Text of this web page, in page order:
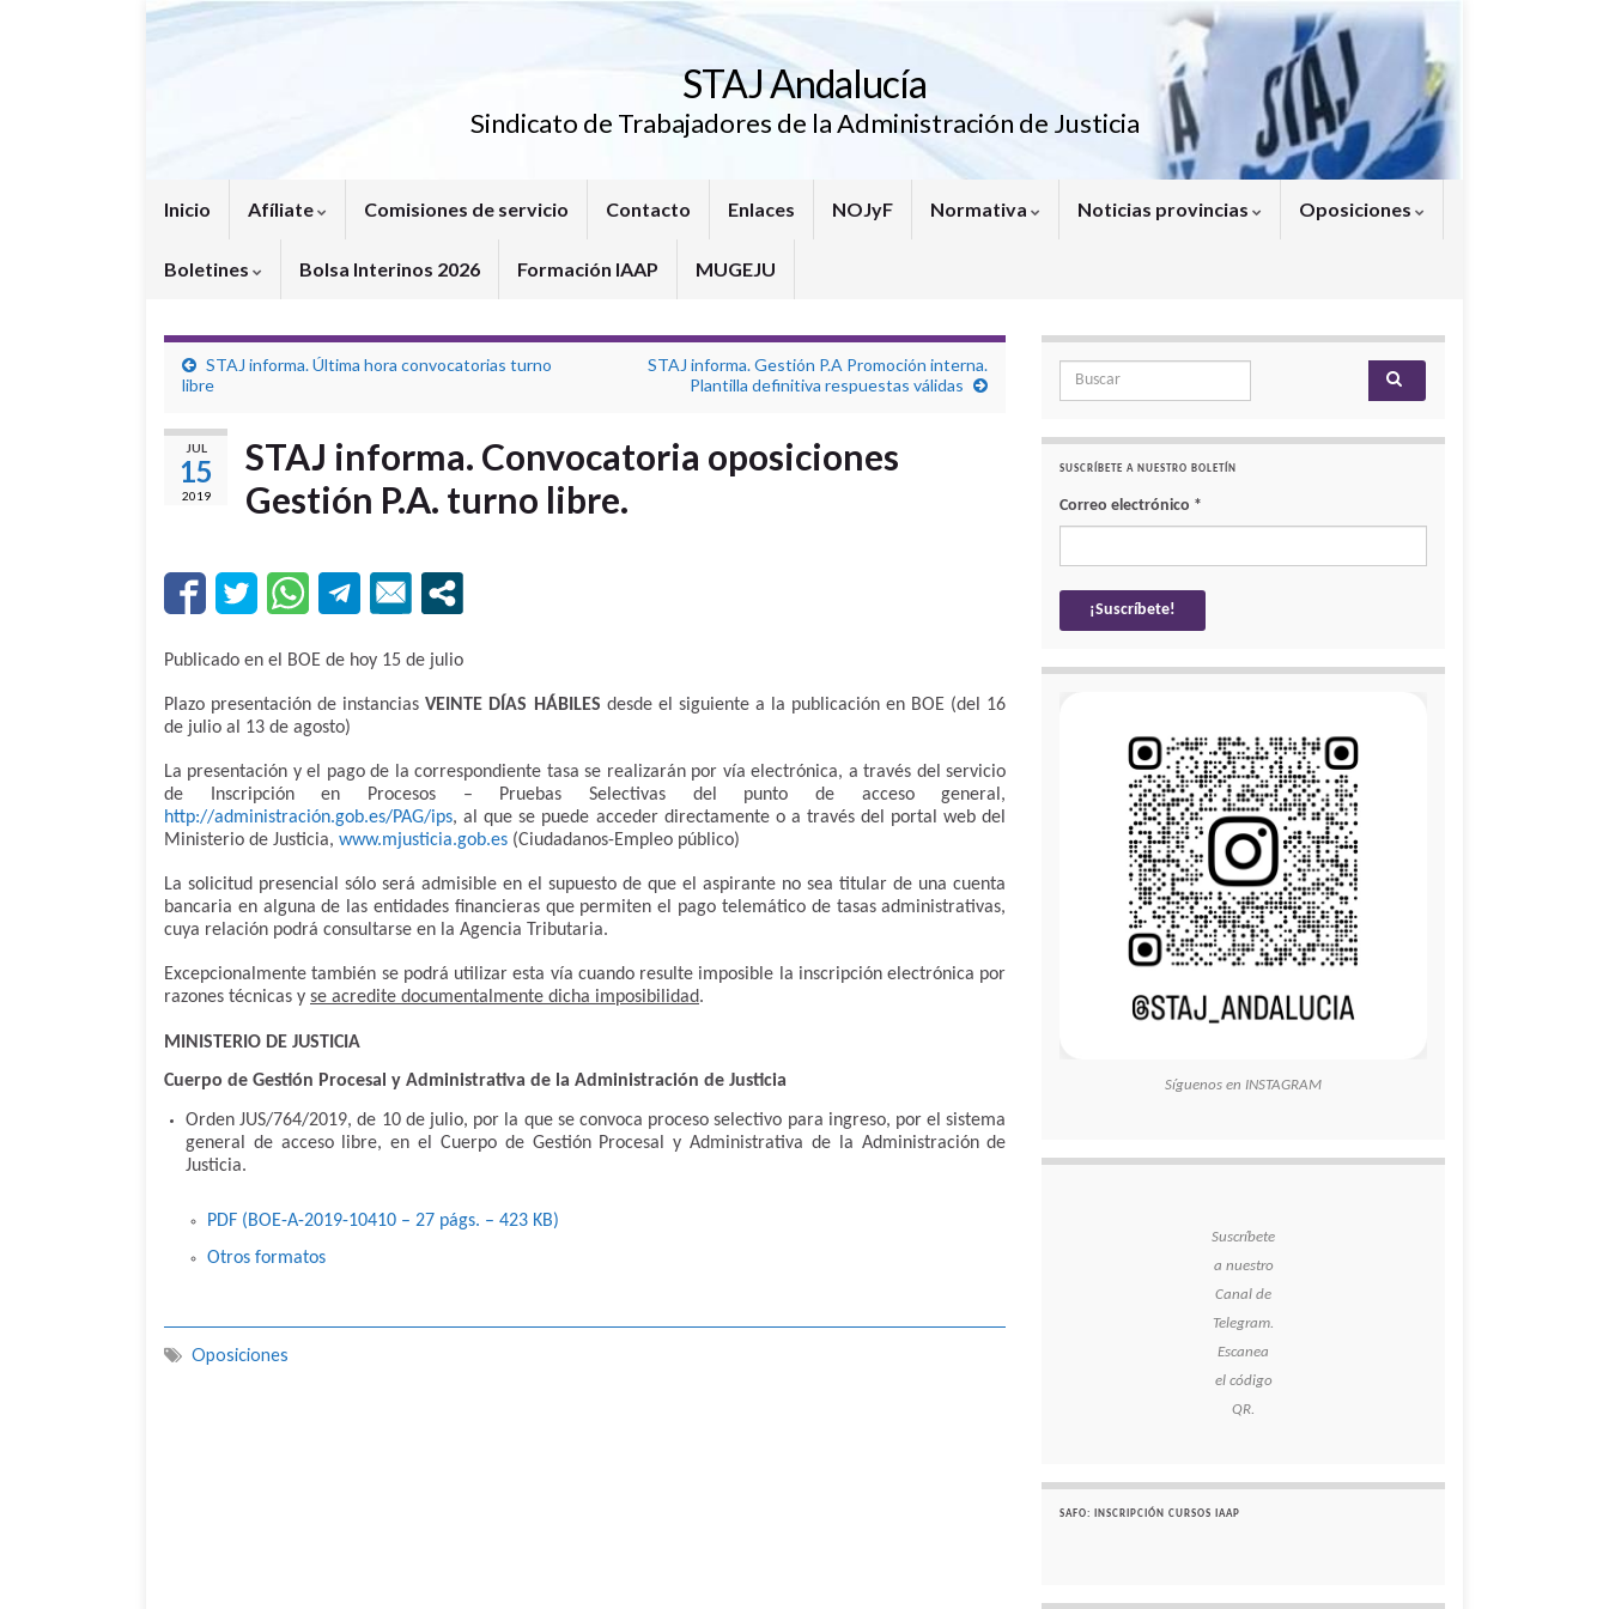
STAJ Andalucía
Sindicato de Trabajadores de la Administración de Justicia
Inicio Afíliate Comisiones de servicio Contacto Enlaces NOJyF Normativa Noticias provincias Oposiciones
Boletines Bolsa Interinos 2026 Formación IAAP MUGEJU
STAJ informa. Última hora convocatorias turno
libre
STAJ informa. Gestión P.A Promoción interna.
Plantilla definitiva respuestas válidas
JUL
15
2019
STAJ informa. Convocatoria oposiciones
Gestión P.A. turno libre.
Publicado en el BOE de hoy 15 de julio
Plazo presentación de instanciasVEINTE DÍAS HÁBILES desde el siguiente a la publicación en BOE (del 16
de julio al 13 de agosto)
La presentación y el pago de la correspondiente tasa se realizarán por vía electrónica, a través del servicio
de Inscripción en Procesos – Pruebas Selectivas del punto de acceso general,
http://administración.gob.es/PAG/ips, al que se puede acceder directamente o a través del portal web del
Ministerio de Justicia, www.mjusticia.gob.es (Ciudadanos-Empleo público)
La solicitud presencial sólo será admisible en el supuesto de que el aspirante no sea titular de una cuenta
bancaria en alguna de las entidades financieras que permiten el pago telemático de tasas administrativas,
cuya relación podrá consultarse en la Agencia Tributaria.
Excepcionalmente también se podrá utilizar esta vía cuando resulte imposible la inscripción electrónica por
razones técnicas y se acredite documentalmente dicha imposibilidad.
MINISTERIO DE JUSTICIA
Cuerpo de Gestión Procesal y Administrativa de la Administración de Justicia
Orden JUS/764/2019, de 10 de julio, por la que se convoca proceso selectivo para ingreso, por el sistema
general de acceso libre, en el Cuerpo de Gestión Procesal y Administrativa de la Administración de
Justicia.
PDF (BOE-A-2019-10410 – 27 págs. – 423 KB)
Otros formatos
Oposiciones
Search for:
SUSCRÍBETE A NUESTRO BOLETÍN
Correo electrónico *
Síguenos en INSTAGRAM
Suscríbete
a nuestro
Canal de
Telegram.
Escanea
el código
QR.
SAFO: INSCRIPCIÓN CURSOS IAAP